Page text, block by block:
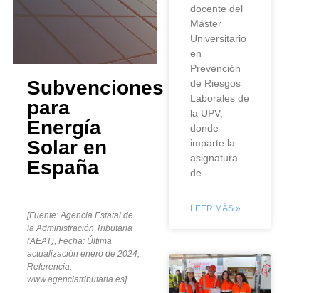
Subvenciones
para
Energía
Solar en
España
[Fuente: Agencia Estatal de
la Administración Tributaria
(AEAT), Fecha: Última
actualización enero de 2024,
Referencia:
www.agenciatributaria.es]
docente del
Máster
Universitario
en
Prevención
de Riesgos
Laborales de
la UPV,
donde
imparte la
asignatura
de
LEER MÁS »